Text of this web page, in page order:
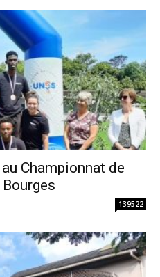
Championnat de
139522